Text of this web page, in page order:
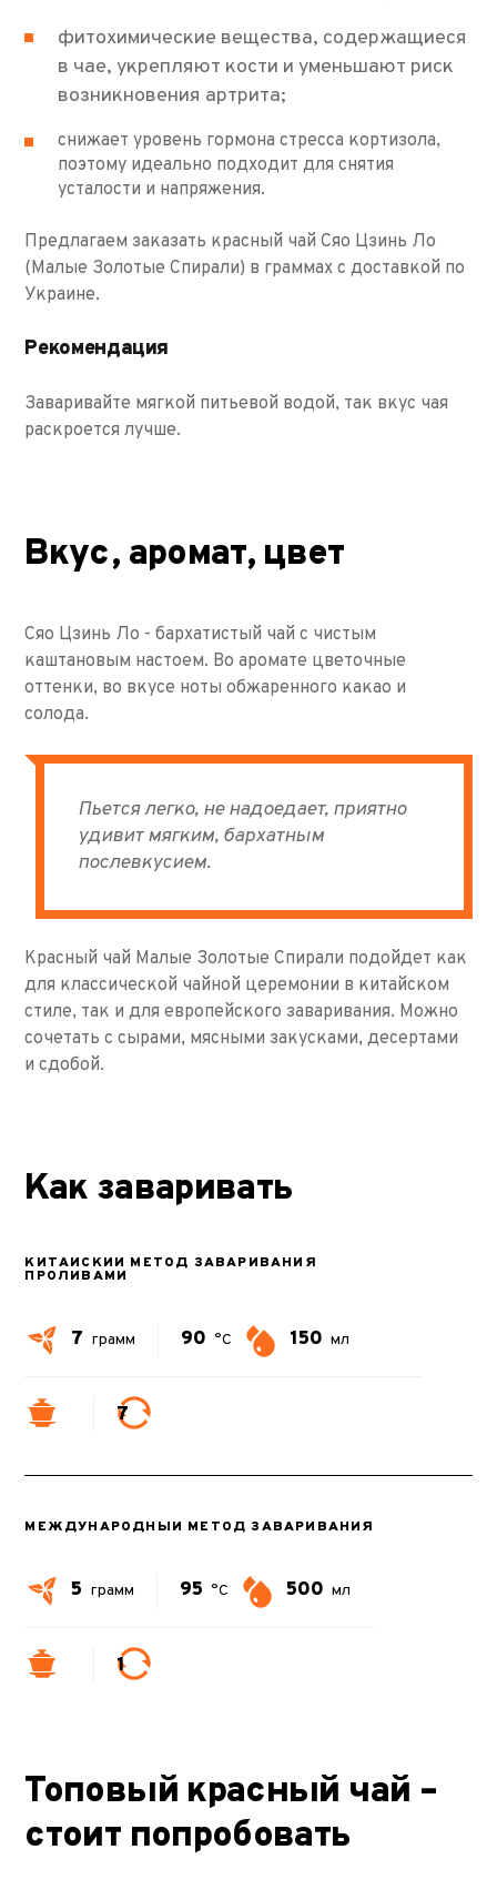
фитохимические вещества, содержащиеся
в чае, укрепляют кости и уменьшают риск
возникновения артрита;
снижает уровень гормона стресса кортизола,
поэтому идеально подходит для снятия
усталости и напряжения.
Предлагаем заказать красный чай Сяо Цзинь Ло
(Малые Золотые Спирали) в граммах с доставкой по
Украине.
Рекомендация
Заваривайте мягкой питьевой водой, так вкус чая
раскроется лучше.
Вкус, аромат, цвет
Сяо Цзинь Ло - бархатистый чай с чистым
каштановым настоем. Во аромате цветочные
оттенки, во вкусе ноты обжаренного какао и
солода.
Пьется легко, не надоедает, приятно
удивит мягким, бархатным
послевкусием.
Красный чай Малые Золотые Спирали подойдет как
для классической чайной церемонии в китайском
стиле, так и для европейского заваривания. Можно
сочетать с сырами, мясными закусками, десертами
и сдобой.
Как заваривать
КИТАЙСКИЙ МЕТОД ЗАВАРИВАНИЯ
ПРОЛИВАМИ
7 грамм 90 °C 150 мл
7
МЕЖДУНАРОДНЫЙ МЕТОД ЗАВАРИВАНИЯ
5 грамм 95 °C 500 мл
1
Топовый красный чай –
стоит попробовать